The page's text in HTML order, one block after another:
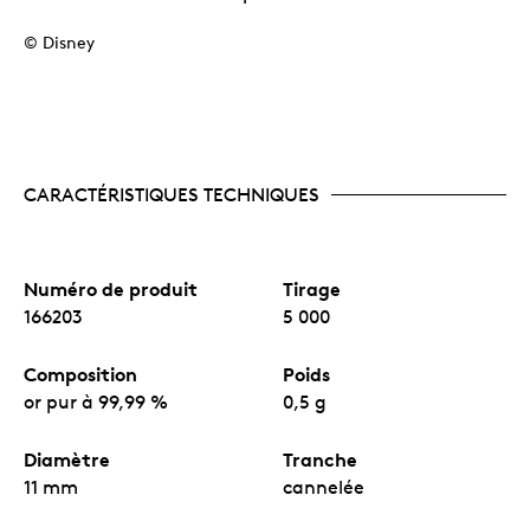
© Disney
CARACTÉRISTIQUES TECHNIQUES
Numéro de produit
166203
Tirage
5 000
Composition
or pur à 99,99 %
Poids
0,5 g
Diamètre
11 mm
Tranche
cannelée